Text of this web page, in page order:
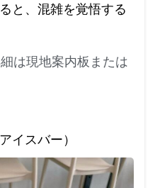
と、混雑を覚悟する
は現地案内板または
イスバー）